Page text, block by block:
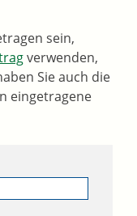
sein,
verwenden,
Sie auch die
eingetragene